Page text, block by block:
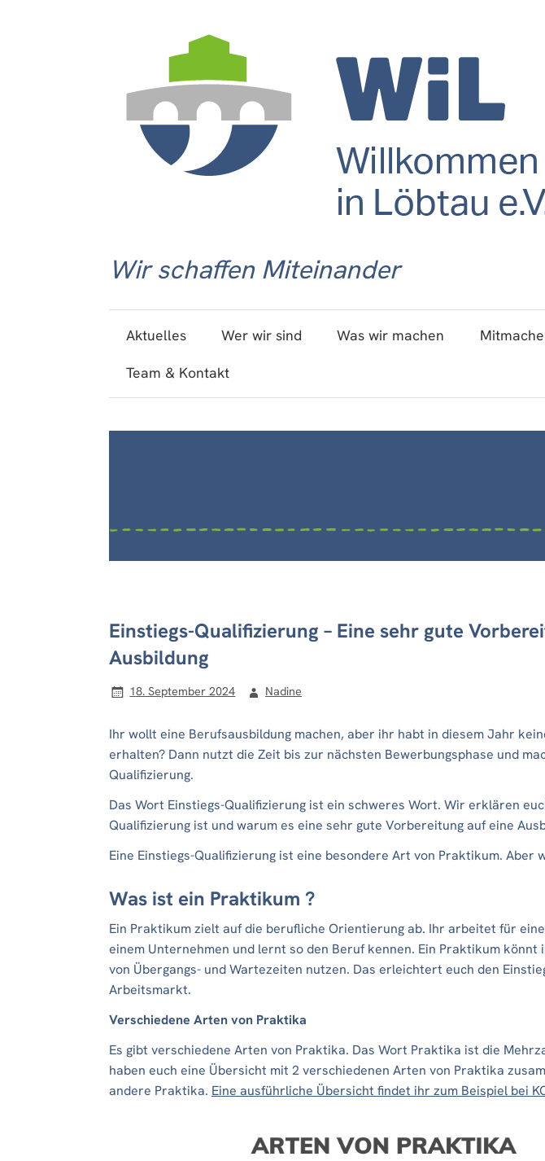
Wir schaffen Miteinander
Aktuelles Wer wir sind Was wir machen
Team & Kontakt
Einstiegs-Qualifizierung – Eine sehr gute
Ausbildung
18. September 2024 Nadine
Ihr wollt eine Berufsausbildung machen, aber ihr habt in diesem Jahr
erhalten? Dann nutzt die Zeit bis zur nächsten Bewerbungsphase und
Qualifizierung.
Das Wort Einstiegs-Qualifizierung ist ein schweres Wort. Wir erklären
Qualifizierung ist und warum es eine sehr gute Vorbereitung auf eine
Eine Einstiegs-Qualifizierung ist eine besondere Art von Praktikum. Aber
Was ist ein Praktikum ?
Ein Praktikum zielt auf die berufliche Orientierung ab. Ihr arbeitet für
einem Unternehmen und lernt so den Beruf kennen. Ein Praktikum könnt
von Übergangs- und Wartezeiten nutzen. Das erleichtert euch den
Arbeitsmarkt.
Verschiedene Arten von Praktika
Es gibt verschiedene Arten von Praktika. Das Wort Praktika ist die
haben euch eine Übersicht mit 2 verschiedenen Arten von Praktika
andere Praktika. Eine ausführliche Übersicht findet ihr zum Beispiel bei